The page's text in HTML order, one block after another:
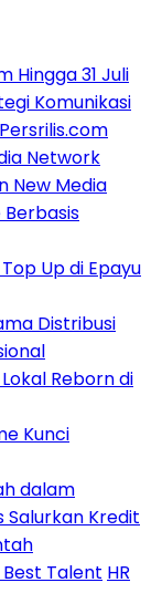
Hingga 31 Juli
Komunikasi
Network
New Media
Up di Epayu
Distribusi
Reborn di
Kunci
dalam
Salurkan Kredit
Talent HR